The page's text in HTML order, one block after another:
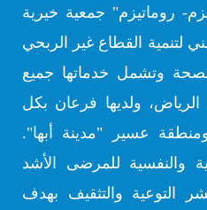
روماتيزم" جمعية خيرية
لتنمية القطاع غير الربحي
الصحة وتشمل خدماتها جميع
ولديها فرعان بكل
عسير "مدينة أبها".
والنفسية للمرضى الأشد
التوعية والتثقيف بهدف